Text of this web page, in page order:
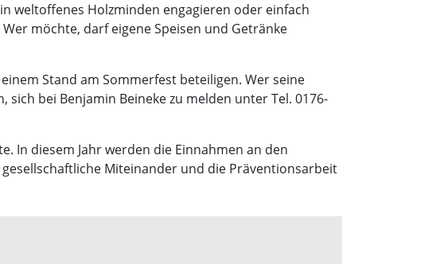
weltoffenes Holzminden engagieren oder einfach
möchte, darf eigene Speisen und Getränke
Stand am Sommerfest beteiligen. Wer seine
bei Benjamin Beineke zu melden unter Tel. 0176-
In diesem Jahr werden die Einnahmen an den
Miteinander und die Präventionsarbeit